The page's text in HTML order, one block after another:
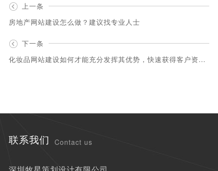
上一条
房地产网站建设怎么做？建议找专业人士
下一条
化妆品网站建设如何才能充分发挥其优势，快速获得客户资源？
联系我们 Contact us